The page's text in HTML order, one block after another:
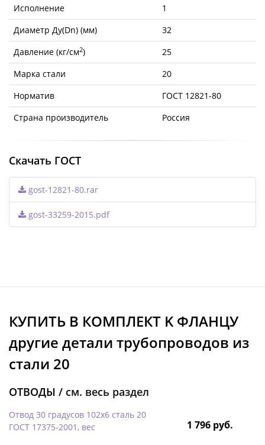
Исполнение
1
Диаметр Ду(Dn) (мм)
32
Давление (кг/см2)
25
Марка стали
20
Норматив
ГОСТ 12821-80
Страна производитель
Россия
Скачать ГОСТ
gost-12821-80.rar
gost-33259-2015.pdf
КУПИТЬ В КОМПЛЕКТ K ФЛАНЦУ
другие детали трубопроводов из
стали 20
ОТВОДЫ / см. весь раздел
Отвод 30 градусов 102х6 сталь 20
ГОСТ 17375-2001, вес
1 796 руб.